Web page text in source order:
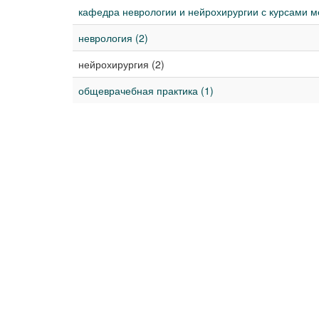
кафедра неврологии и нейрохирургии с
неврология (2)
нейрохирургия (2)
общеврачебная практика (1)